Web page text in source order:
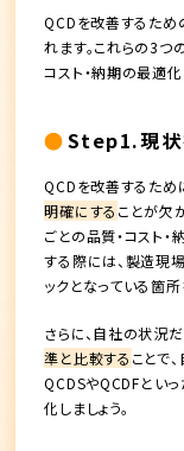
QCDを改善するため
れます。これらの3つ
コスト・納期の最適
Step1.現状
QCDを改善するため
明確にする ことが欠
ごとの品質・コスト
する際には、製造現
ックとなっている箇
さらに、自社の状況だ
準と比較する ことで
QCDSやQCDFとい
化しましょう。